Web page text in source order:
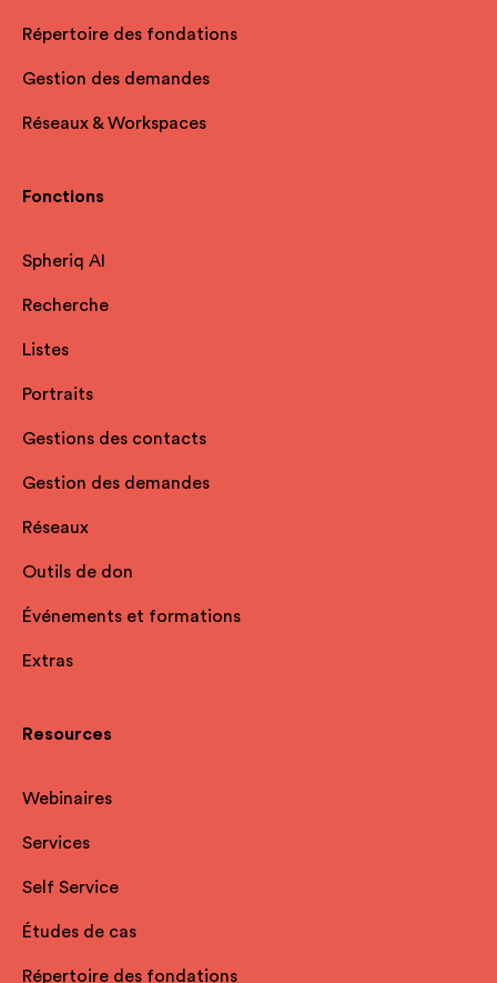
Répertoire des fondations
Gestion des demandes
Réseaux & Workspaces
Fonctions
Spheriq AI
Recherche
Listes
Portraits
Gestions des contacts
Gestion des demandes
Réseaux
Outils de don
Événements et formations
Extras
Resources
Webinaires
Services
Self Service
Études de cas
Répertoire des fondations